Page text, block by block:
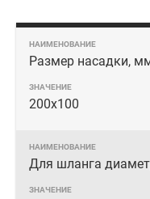
Размер насадки,
200x100
Для шланга